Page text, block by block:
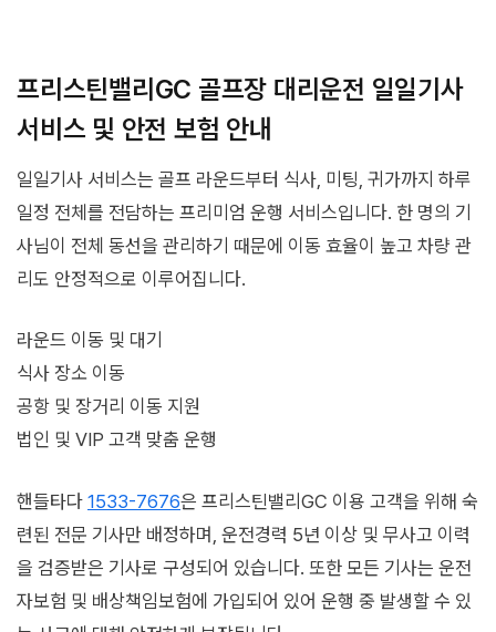
프리스틴밸리GC 골프장 대리운전 일일기사
서비스 및 안전 보험 안내
일일기사 서비스는 골프 라운드부터 식사, 미팅, 귀가까지 하루
일정 전체를 전담하는 프리미엄 운행 서비스입니다. 한 명의 기
사님이 전체 동선을 관리하기 때문에 이동 효율이 높고 차량 관
리도 안정적으로 이루어집니다.
라운드 이동 및 대기
식사 장소 이동
공항 및 장거리 이동 지원
법인 및 VIP 고객 맞춤 운행
핸들타다 1533-7676은 프리스틴밸리GC 이용 고객을 위해 숙
련된 전문 기사만 배정하며, 운전경력 5년 이상 및 무사고 이력
을 검증받은 기사로 구성되어 있습니다. 또한 모든 기사는 운전
자보험 및 배상책임보험에 가입되어 있어 운행 중 발생할 수 있